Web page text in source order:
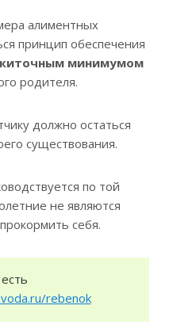
алиментных
принцип обеспечения
минимумом
родителя.
должно остаться
существования.
по той
не являются
себя.
rebenok